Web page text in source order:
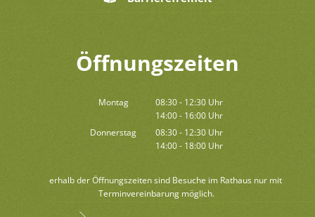
Öffnungszeiten
Montag 08:30- 12:30 Uhr
Von 08:30 bis 12:30 Uhr
14:00- 16:00 Uhr
Von 14:00 bis 16:00 Uhr
Donnerstag 08:30- 12:30 Uhr
Von 08:30 bis 12:30 Uhr
14:00- 18:00 Uhr
Außerhalb der Öffnungszeiten sind Besuche im Rathaus nur mit
Terminvereinbarung möglich.